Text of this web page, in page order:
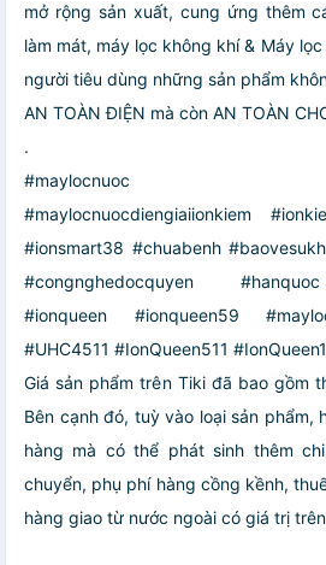
mở rộng sản xuất, cung ứng thêm
làm mát, máy lọc không khí & Máy
người tiêu dùng những sản phẩm
AN TOÀN ĐIỆN mà còn AN TOÀN
.
#maylocnuoc
#maylocnuocdiengiaiionkiem
#ionsmart38 #chuabenh
#congnghedocquyen
#ionqueen #ionqueen59
#UHC4511 #IonQueen511
Giá sản phẩm trên Tiki đã bao gồm
Bên cạnh đó, tuỳ vào loại sản phẩm,
hàng mà có thể phát sinh thêm
chuyển, phụ phí hàng cồng kềnh,
hàng giao từ nước ngoài có giá trị